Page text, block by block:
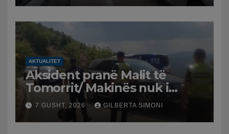
larta, pala greke punon me
ritme të ngadalta
AKTUALITET
Aksident pranë Malit të
Tomorrit/ Makinës nuk i
punuan frenat dhe doli nga
rruga, plagosen 7 persona,
dy në gjendje të rëndë te
7 GUSHT, 2026 GILBERTA SIMONI